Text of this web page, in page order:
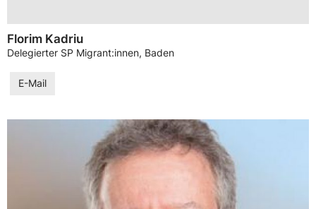
Florim Kadriu
Delegierter SP Migrant:innen, Baden
E-Mail